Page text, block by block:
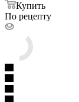
Купить
По рецепту